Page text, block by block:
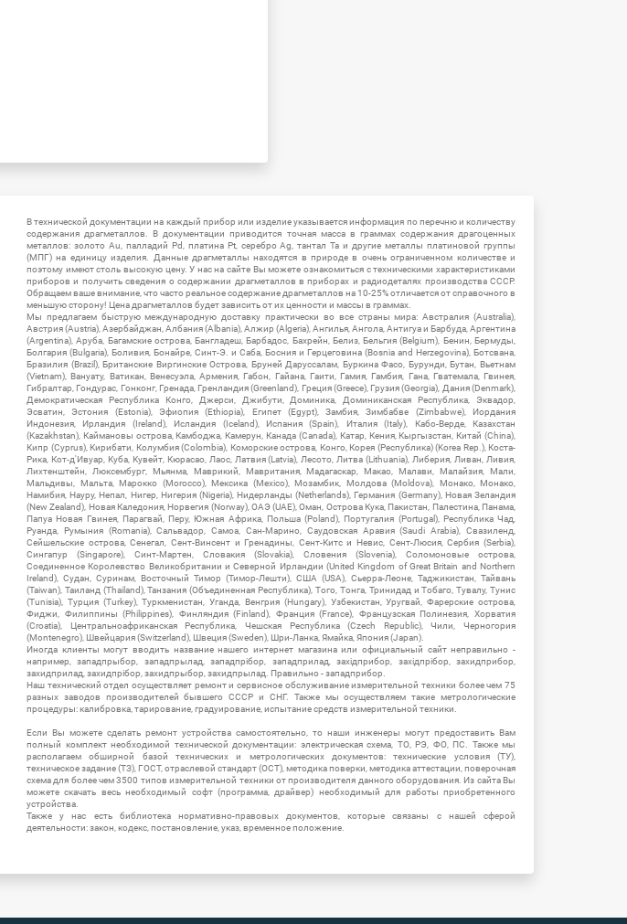
В технической документации на каждый прибор или изделие указывается информация по перечню и количеству
содержания драгметаллов. В документации приводится точная масса в граммах содержания драгоценных
металлов: золото Au, палладий Pd, платина Pt, серебро Ag, тантал Ta и другие металлы платиновой группы
(МПГ) на единицу изделия. Данные драгметаллы находятся в природе в очень ограниченном количестве и
поэтому имеют столь высокую цену. У нас на сайте Вы можете ознакомиться с техническими характеристиками
приборов и получить сведения о содержании драгметаллов в приборах и радиодеталях производства СССР.
Обращаем ваше внимание, что часто реальное содержание драгметаллов на 10-25% отличается от справочного в
меньшую сторону! Цена драгметаллов будет зависить от их ценности и массы в граммах.
Мы предлагаем быструю международную доставку практически во все страны мира: Австралия (Australia),
Австрия (Austria), Азербайджан, Албания (Albania), Алжир (Algeria), Ангилья, Ангола, Антигуа и Барбуда, Аргентина
(Argentina), Аруба, Багамские острова, Бангладеш, Барбадос, Бахрейн, Белиз, Бельгия (Belgium), Бенин, Бермуды,
Болгария (Bulgaria), Боливия, Бонайре, Синт-Э. и Саба, Босния и Герцеговина (Bosnia and Herzegovina), Ботсвана,
Бразилия (Brazil), Британские Виргинские Острова, Бруней Даруссалам, Буркина Фасо, Бурунди, Бутан, Вьетнам
(Vietnam), Вануату, Ватикан, Венесуэла, Армения, Габон, Гайана, Гаити, Гамия, Гамбия, Гана, Гватемала, Гвинея,
Гибралтар, Гондурас, Гонконг, Гренада, Гренландия (Greenland), Греция (Greece), Грузия (Georgia), Дания (Denmark),
Демократическая Республика Конго, Джерси, Джибути, Доминика, Доминиканская Республика, Эквадор,
Эсватин, Эстония (Estonia), Эфиопия (Ethiopia), Египет (Egypt), Замбия, Зимбабве (Zimbabwe), Иордания
Индонезия, Ирландия (Ireland), Исландия (Iceland), Испания (Spain), Италия (Italy), Кабо-Верде, Казахстан
(Kazakhstan), Каймановы острова, Камбоджа, Камерун, Канада (Canada), Катар, Кения, Кыргызстан, Китай (China),
Кипр (Cyprus), Кирибати, Колумбия (Colombia), Коморские острова, Конго, Корея (Республика) (Korea Rep.), Коста-
Рика, Кот-д'Ивуар, Куба, Кувейт, Кюрасао, Лаос, Латвия (Latvia), Лесото, Литва (Lithuania), Либерия, Ливан, Ливия,
Лихтенштейн, Люксембург, Мьянма, Маврикий, Мавритания, Мадагаскар, Макао, Малави, Малайзия, Мали,
Мальдивы, Мальта, Марокко (Morocco), Мексика (Mexico), Мозамбик, Молдова (Moldova), Монако, Монако,
Намибия, Науру, Непал, Нигер, Нигерия (Nigeria), Нидерланды (Netherlands), Германия (Germany), Новая Зеландия
(New Zealand), Новая Каледония, Норвегия (Norway), ОАЭ (UAE), Оман, Острова Кука, Пакистан, Палестина, Панама,
Папуа Новая Гвинея, Парагвай, Перу, Южная Африка, Польша (Poland), Португалия (Portugal), Республика Чад,
Руанда, Румыния (Romania), Сальвадор, Самоа, Сан-Марино, Саудовская Аравия (Saudi Arabia), Свазиленд,
Сейшельские острова, Сенегал, Сент-Винсент и Гренадины, Сент-Китс и Невис, Сент-Люсия, Сербия (Serbia),
Сингапур (Singapore), Синт-Мартен, Словакия (Slovakia), Словения (Slovenia), Соломоновые острова,
Соединенное Королевство Великобритании и Северной Ирландии (United Kingdom of Great Britain and Northern
Ireland), Судан, Суринам, Восточный Тимор (Тимор-Лешти), США (USA), Сьерра-Леоне, Таджикистан, Тайвань
(Taiwan), Таиланд (Thailand), Танзания (Объединенная Республика), Того, Тонга, Тринидад и Тобаго, Тувалу, Тунис
(Tunisia), Турция (Turkey), Туркменистан, Уганда, Венгрия (Hungary), Узбекистан, Уругвай, Фарерские острова,
Фиджи, Филиппины (Philippines), Финляндия (Finland), Франция (France), Французская Полинезия, Хорватия
(Croatia), Центральноафриканская Республика, Чешская Республика (Czech Republic), Чили, Черногория
(Montenegro), Швейцария (Switzerland), Швеция (Sweden), Шри-Ланка, Ямайка, Япония (Japan).
Иногда клиенты могут вводить название нашего интернет магазина или официальный сайт неправильно -
например, западпрыбор, западпрылад, западпрібор, западприлад, західприбор, західпрібор, захидприбор,
захидприлад, захидпрібор, захидпрыбор, захидпрылад. Правильно - западприбор.
Наш технический отдел осуществляет ремонт и сервисное обслуживание измерительной техники более чем 75
разных заводов производителей бывшего СССР и СНГ. Также мы осуществляем такие метрологические
процедуры: калибровка, тарирование, градуирование, испытание средств измерительной техники.
Если Вы можете сделать ремонт устройства самостоятельно, то наши инженеры могут предоставить Вам
полный комплект необходимой технической документации: электрическая схема, ТО, РЭ, ФО, ПС. Также мы
располагаем обширной базой технических и метрологических документов: технические условия (ТУ),
техническое задание (ТЗ), ГОСТ, отраслевой стандарт (ОСТ), методика поверки, методика аттестации, поверочная
схема для более чем 3500 типов измерительной техники от производителя данного оборудования. Из сайта Вы
можете скачать весь необходимый софт (программа, драйвер) необходимый для работы приобретенного
устройства.
Также у нас есть библиотека нормативно-правовых документов, которые связаны с нашей сферой
деятельности: закон, кодекс, постановление, указ, временное положение.